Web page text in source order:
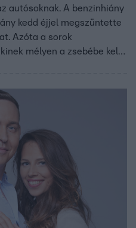
autósoknak. A benzinhiány
kedd éjjel megszüntette
Azóta a sorok
mélyen a zsebébe kell
mondott a kormány
VIP is tobzódott
ponton Rácz Jenő Járai